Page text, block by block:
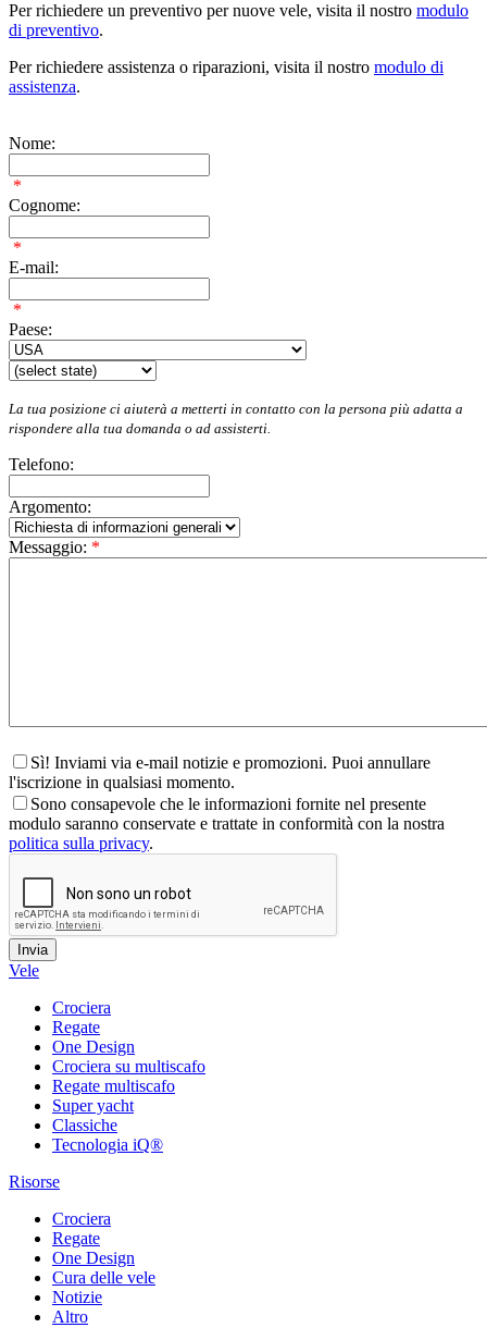
Per richiedere un preventivo per nuove vele, visita il nostro modulo
di preventivo.
Per richiedere assistenza o riparazioni, visita il nostro modulo di
assistenza.
Nome:
*
Cognome:
*
E-mail:
*
Paese:
La tua posizione ci aiuterà a metterti in contatto con la persona più adatta a
rispondere alla tua domanda o ad assisterti.
Telefono:
Argomento:
Messaggio: *
Sì! Inviami via e-mail notizie e promozioni. Puoi annullare
l'iscrizione in qualsiasi momento.
Sono consapevole che le informazioni fornite nel presente
modulo saranno conservate e trattate in conformità con la nostra
politica sulla privacy.
Vele
Crociera
Regate
One Design
Crociera su multiscafo
Regate multiscafo
Super yacht
Classiche
Tecnologia iQ®
Risorse
Crociera
Regate
One Design
Cura delle vele
Notizie
Altro